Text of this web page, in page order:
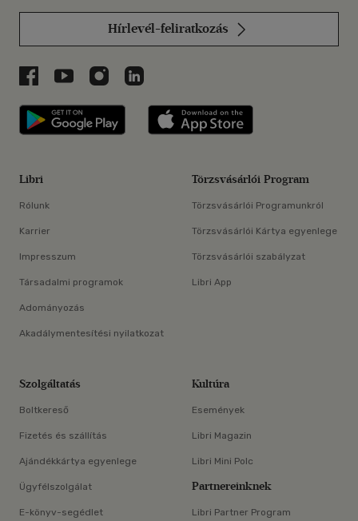
Hírlevél-feliratkozás
Libri a Facebookon
Libri a Youtube-on
Libri az Instagramon
Libri a LinkedInen
Libri applikáció Szerezd meg: Google
Libri
Rólunk
Karrier
Impresszum
Társadalmi programok
Adományozás
Akadálymentesítési nyilatkozat
Törzsvásárlói Program
Törzsvásárlói Programunkról
Törzsvásárlói Kártya egyenlege
Törzsvásárlói szabályzat
Libri App
Szolgáltatás
Boltkereső
Fizetés és szállítás
Ajándékkártya egyenlege
Ügyfélszolgálat
E-könyv-segédlet
Kultúra
Események
Libri Magazin
Libri Mini Polc
Partnereinknek
Libri Partner Program